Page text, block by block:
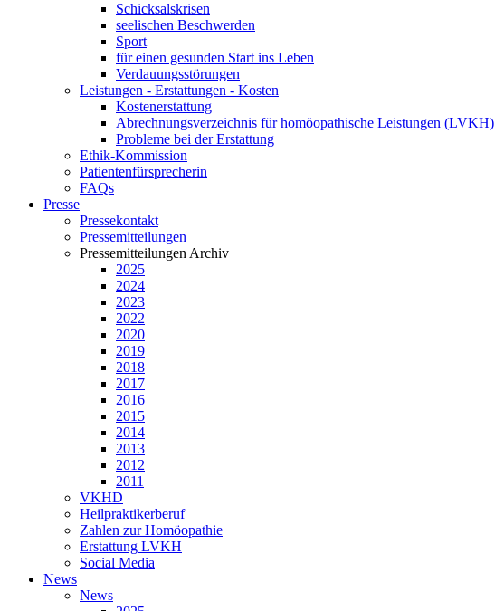
Schicksalskrisen
seelischen Beschwerden
Sport
für einen gesunden Start ins Leben
Verdauungsstörungen
Leistungen - Erstattungen - Kosten
Kostenerstattung
Abrechnungsverzeichnis für homöopathische Leistungen (LVKH)
Probleme bei der Erstattung
Ethik-Kommission
Patientenfürsprecherin
FAQs
Presse
Pressekontakt
Pressemitteilungen
Pressemitteilungen Archiv
2025
2024
2023
2022
2020
2019
2018
2017
2016
2015
2014
2013
2012
2011
VKHD
Heilpraktikerberuf
Zahlen zur Homöopathie
Erstattung LVKH
Social Media
News
News